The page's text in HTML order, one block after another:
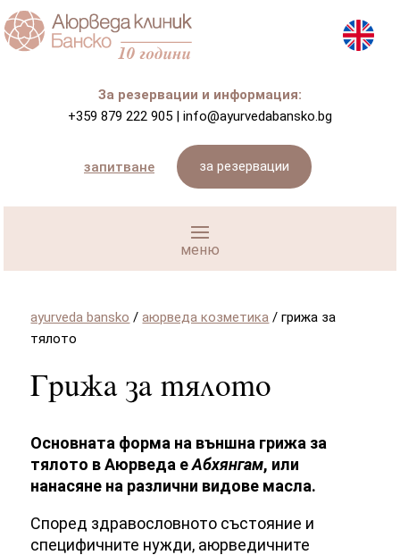
За резервации и информация:
+359 879 222 905 | info@ayurvedabansko.bg
запитване за резервации
ayurveda bansko /аюрведа козметика /грижа за
тялото
Грижа за тялото
Основната форма на външна грижа за
тялото в Аюрведа еАбхянгам, или
нанасяне на различни видове масла.
Според здравословното състояние и
специфичните нужди, аюрведичните